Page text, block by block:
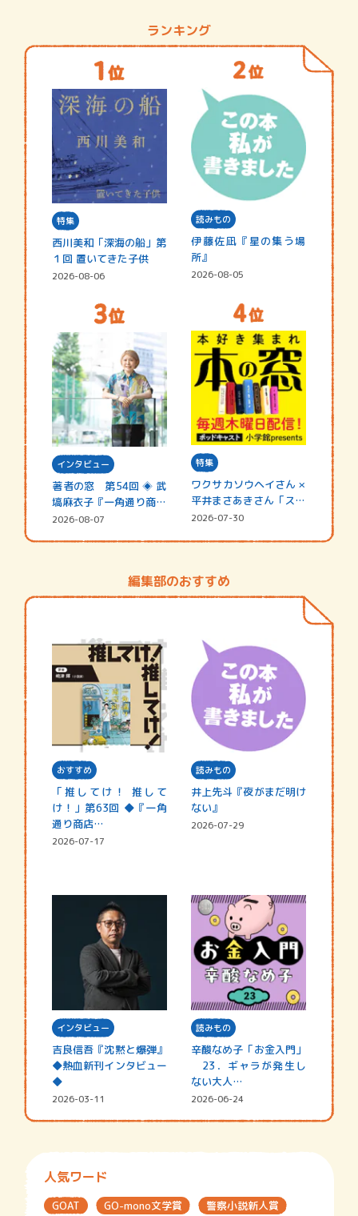
ランキング
特集
西川美和「深海の船」第
１回 置いてきた子供
2026-08-06
読みもの
伊藤佐凪『星の集う場
所』
2026-08-05
インタビュー
著者の窓 第54回 ◈ 武
塙麻衣子『一角通り商店
街の…
2026-08-07
特集
ワクサカソウヘイさん ×
平井まさあきさん「スペ
シャ…
2026-07-30
編集部のおすすめ
おすすめ
「推してけ！ 推して
け！」第63回 ◆『一角
通り商店…
2026-07-17
読みもの
井上先斗『夜がまだ明け
ない』
2026-07-29
インタビュー
吉良信吾『沈黙と爆弾』
◆熱血新刊インタビュー
◆
2026-03-11
読みもの
辛酸なめ子「お金入門」
23．ギャラが発生し
ない大人…
2026-06-24
人気ワード
GOAT GO-mono文学賞 警察小説新人賞